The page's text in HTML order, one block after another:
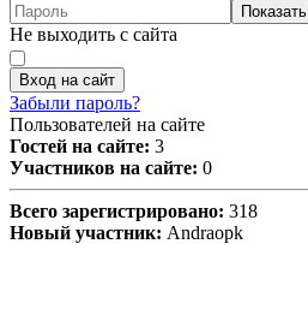
Показать
Не выходить с сайта
Вход на сайт
Забыли пароль?
Пользователей на сайте
Гостей на сайте: 3
Участников на сайте: 0
Всего зарегистрировано: 318
Новый участник: Andraopk